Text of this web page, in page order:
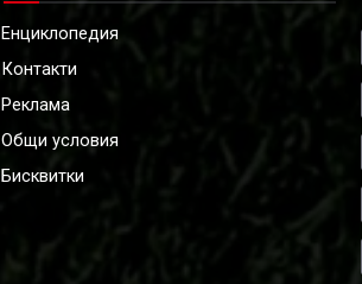
Енциклопедия
Контакти
Реклама
Общи условия
Бисквитки